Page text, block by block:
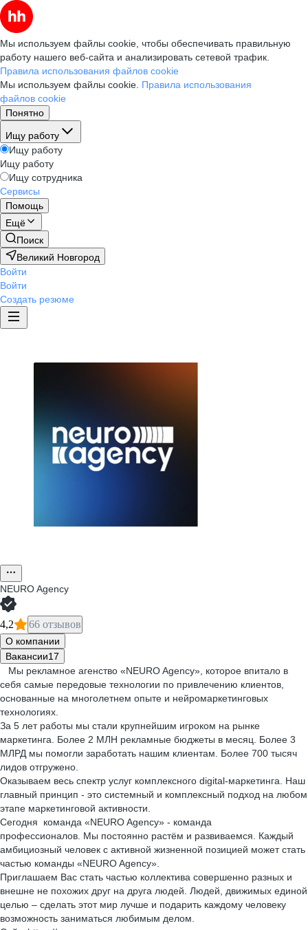
Мы используем файлы cookie, чтобы обеспечивать правильную
работу нашего веб-сайта и анализировать сетевой трафик.
Правила использования файлов cookie
Мы используем файлы cookie. Правила использования
файлов cookie
Понятно
Ищу работу
Ищу работу
Ищу работу
Ищу сотрудника
Сервисы
Помощь
Ещё
Поиск
Великий Новгород
Войти
Войти
Создать резюме
NEURO Agency
4,2 66 отзывов
О компании
Вакансии17
Мы рекламное агенство «NEURO Agency», которое впитало в
себя самые передовые технологии по привлечению клиентов,
основанные на многолетнем опыте и нейромаркетинговых
технологиях.
За 5 лет работы мы стали крупнейшим игроком на рынке
маркетинга. Более 2 МЛН рекламные бюджеты в месяц. Более 3
МЛРД мы помогли заработать нашим клиентам. Более 700 тысяч
лидов отгружено.
Оказываем весь спектр услуг комплексного digital-маркетинга. Наш
главный принцип - это системный и комплексный подход на любом
этапе маркетинговой активности.
Сегодня команда «NEURO Agency» - команда
профессионалов. Мы постоянно растём и развиваемся. Каждый
амбициозный человек с активной жизненной позицией может стать
частью команды «NEURO Agency».
Приглашаем Вас стать частью коллектива совершенно разных и
внешне не похожих друг на друга людей. Людей, движимых единой
целью – сделать этот мир лучше и подарить каждому человеку
возможность заниматься любимым делом.